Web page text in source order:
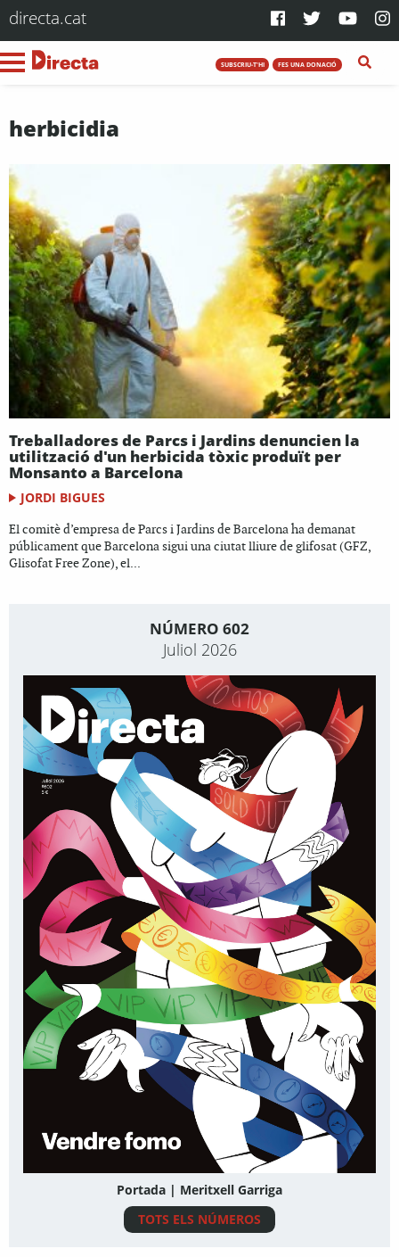
directa.cat
SUBSCRIU-T'HI FES UNA DONACIÓ
herbicidia
Treballadores de Parcs i Jardins denuncien la
utilització d'un herbicida tòxic produït per
Monsanto a Barcelona
JORDI BIGUES
El comitè d’empresa de Parcs i Jardins de Barcelona ha demanat
públicament que Barcelona sigui una ciutat lliure de glifosat (GFZ,
Glisofat Free Zone), el...
NÚMERO 602
Juliol 2026
Portada | Meritxell Garriga
TOTS ELS NÚMEROS